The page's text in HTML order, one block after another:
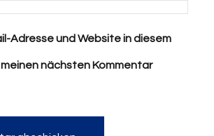
Adresse und Website in diesem
nächsten Kommentar